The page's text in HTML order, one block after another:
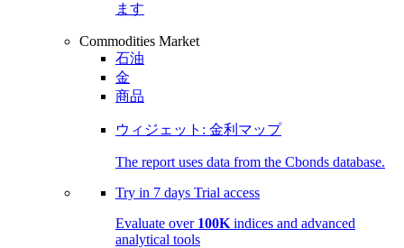
ます
Commodities Market
石油
金
商品
ウィジェット: 金利マップ
The report uses data from the Cbonds database.
Try in 7 days Trial access
Evaluate over 100K indices and advanced
analytical tools